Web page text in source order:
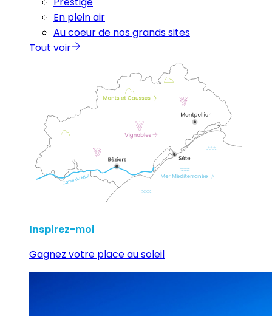
En plein air
Au coeur de nos grands sites
Tout voir
Inspirez-moi
Gagnez votre place au soleil